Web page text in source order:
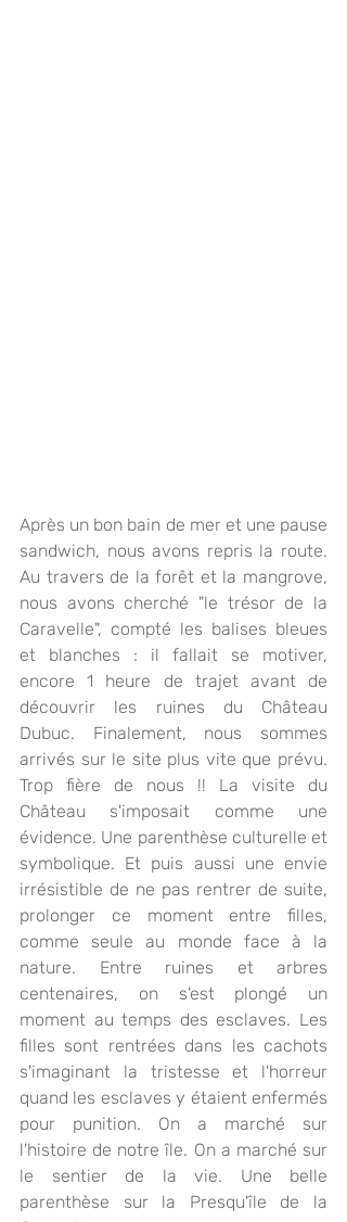
Après un bon bain de mer et une pause
sandwich, nous avons repris la route.
Au travers de la forêt et la mangrove,
nous avons cherché "le trésor de la
Caravelle", compté les balises bleues
et blanches : il fallait se motiver,
encore 1 heure de trajet avant de
découvrir les ruines du Château
Dubuc. Finalement, nous sommes
arrivés sur le site plus vite que prévu.
Trop fière de nous !! La visite du
Château s'imposait comme une
évidence. Une parenthèse culturelle et
symbolique. Et puis aussi une envie
irrésistible de ne pas rentrer de suite,
prolonger ce moment entre filles,
comme seule au monde face à la
nature. Entre ruines et arbres
centenaires, on s'est plongé un
moment au temps des esclaves. Les
filles sont rentrées dans les cachots
s'imaginant la tristesse et l'horreur
quand les esclaves y étaient enfermés
pour punition. On a marché sur
l'histoire de notre île. On a marché sur
le sentier de la vie. Une belle
parenthèse sur la Presqu'île de la